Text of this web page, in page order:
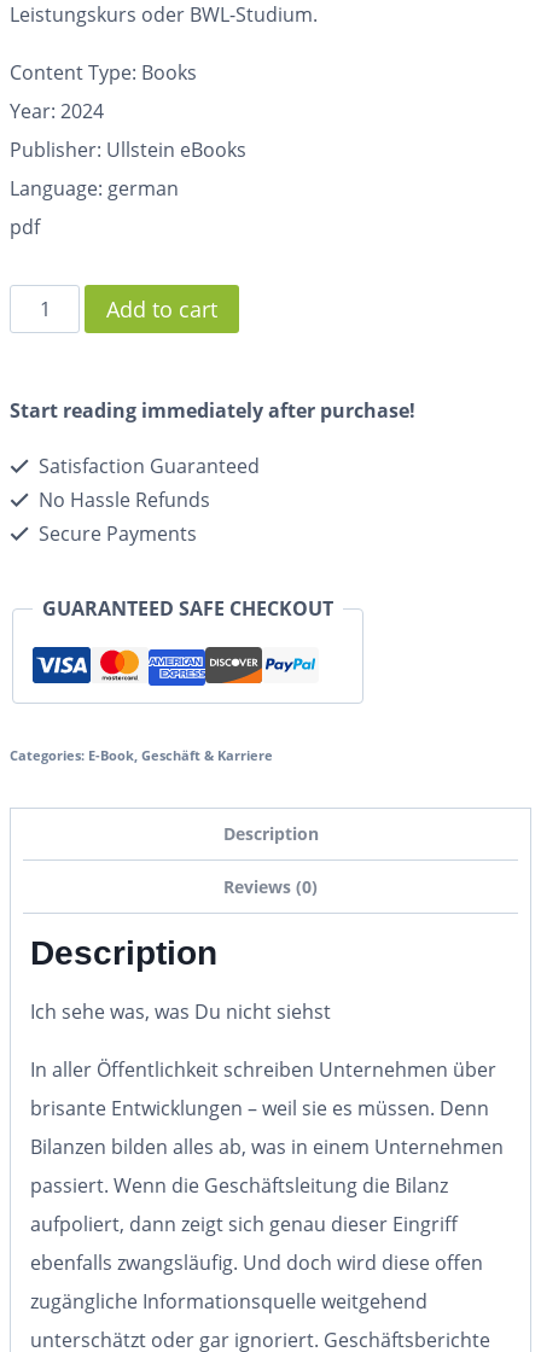
Leistungskurs oder BWL-Studium.
Content Type: Books
Year: 2024
Publisher: Ullstein eBooks
Language: german
pdf
Add to cart
Start reading immediately after purchase!
Satisfaction Guaranteed
No Hassle Refunds
Secure Payments
GUARANTEED SAFE CHECKOUT
Categories: E-Book, Geschäft & Karriere
Description
Reviews (0)
Description
Ich sehe was, was Du nicht siehst
In aller Öffentlichkeit schreiben Unternehmen über
brisante Entwicklungen – weil sie es müssen. Denn
Bilanzen bilden alles ab, was in einem Unternehmen
passiert. Wenn die Geschäftsleitung die Bilanz
aufpoliert, dann zeigt sich genau dieser Eingriff
ebenfalls zwangsläufig. Und doch wird diese offen
zugängliche Informationsquelle weitgehend
unterschätzt oder gar ignoriert. Geschäftsberichte